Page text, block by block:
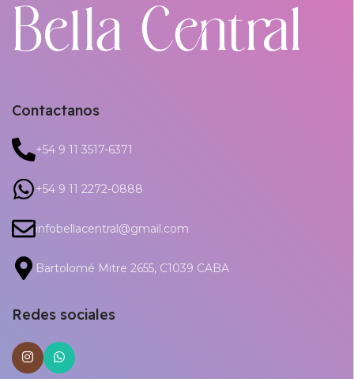
Contactanos
+54 9 11 3517-6371
+54 9 11 2272-0888
infobellacentral@gmail.com
Bartolomé Mitre 2655, C1039 CABA
Redes sociales